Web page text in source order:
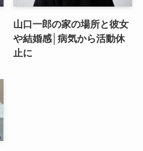
山口一郎の家の場所と彼女
や結婚感│病気から活動休
止に